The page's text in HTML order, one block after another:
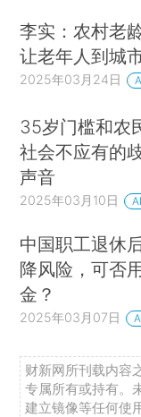
李实：农村老
让老年人到城
2025年03月24日
35岁门槛和农
社会不应有的
声音
2025年03月10日
中国职工退休
降风险，可否
金？
2025年03月07日
财新网所刊载内容
专属所有或持有。
建立镜像等任何使用